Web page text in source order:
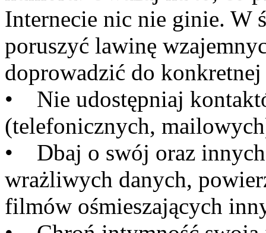
Internecie nic nie ginie. W
poruszyć lawinę
doprowadzić do
• Nie udostępniaj
(telefonicznych,
• Dbaj o swój oraz
wrażliwych danych,
filmów ośmieszających